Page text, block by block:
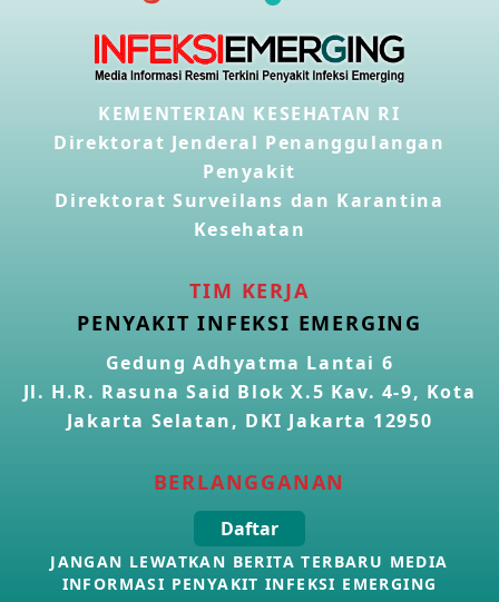
KEMENTERIAN KESEHATAN RI
Direktorat Jenderal Penanggulangan
Penyakit
Direktorat Surveilans dan Karantina
Kesehatan
TIM KERJA
PENYAKIT INFEKSI EMERGING
Gedung Adhyatma Lantai 6
Jl. H.R. Rasuna Said Blok X.5 Kav. 4-9, Kota
Jakarta Selatan, DKI Jakarta 12950
BERLANGGANAN
Daftar
JANGAN LEWATKAN BERITA TERBARU MEDIA
INFORMASI PENYAKIT INFEKSI EMERGING